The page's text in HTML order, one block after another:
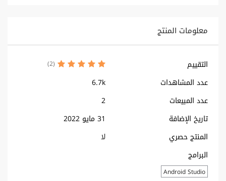
معلومات المنتج
التقييم (2)
عدد المشاهدات
6.7k
عدد المبيعات
2
تاريخ الإضافة
31 مايو 2022
المنتج حصري
لا
البرامج
Android Studio